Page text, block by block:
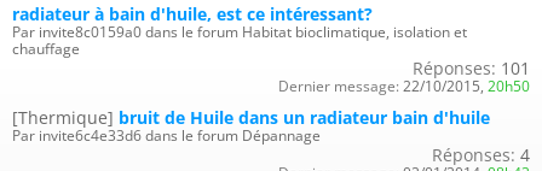
radiateur à bain d'huile, est ce intéressant?
Par invite8c0159a0 dans le forum Habitat bioclimatique, isolation et
chauffage
Réponses: 101
Dernier message: 22/10/2015, 20h50
[Thermique] bruit de Huile dans un radiateur bain d'huile
Par invite6c4e33d6 dans le forum Dépannage
Réponses: 4